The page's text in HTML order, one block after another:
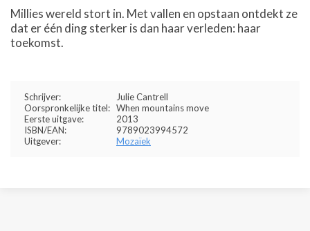
Millies wereld stort in. Met vallen en opstaan ontdekt ze
dat er één ding sterker is dan haar verleden: haar
toekomst.
Schrijver:
Julie Cantrell
Oorspronkelijke titel: When mountains move
Eerste uitgave:
2013
ISBN/EAN:
9789023994572
Uitgever:
Mozaïek